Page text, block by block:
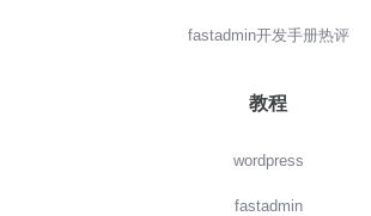
fastadmin开发手册热评
教程
wordpress
fastadmin